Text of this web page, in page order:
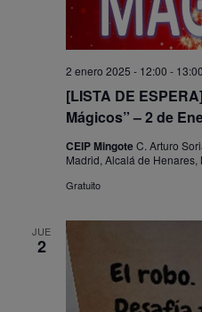
[LISTA DE
Mágicos” – 2 de
2 enero 2025 - 12:00 - 13:00
CEIP MingoteC. Arturo
Madrid, Alcalá de Henares,
Gratuito
JUE
2